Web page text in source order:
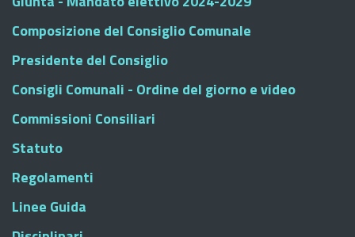
Composizione del Consiglio Comunale
Presidente del Consiglio
Consigli Comunali - Ordine del giorno e video
Commissioni Consiliari
Statuto
Regolamenti
Linee Guida